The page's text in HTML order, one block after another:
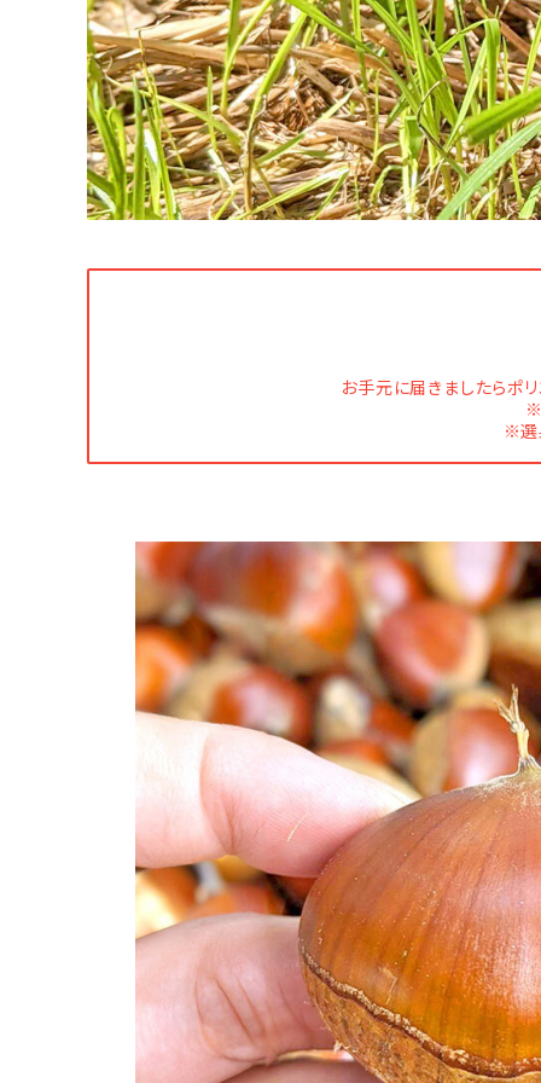
お手元に届きましたらポ
※
※選